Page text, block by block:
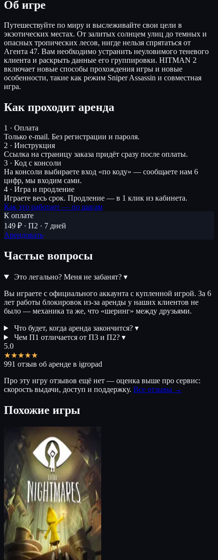
Об игре
Путешествуйте по миру и выслеживайте свои цели в
экзотических местах. От залитых солнцем улиц до темных и
опасных тропических лесов, нигде нельзя спрятаться от
Агента 47. Вам необходимо устранить неуловимого теневого
клиента и раскрыть данные его группировки. HITMAN 2
включает новые способы прохождения игры и новые
особенности, такие как режим Sniper Assassin и совместная
игра.
Как проходит аренда
1 · Оплата
Только e-mail. Без регистрации и пароля.
2 · Инструкция
Ссылка на страницу заказа придёт сразу после оплаты.
3 · Код с консоли
На консоли выбираете вход «по коду» — сообщаете нам 6
цифр, мы входим сами.
4 · Игра и продление
Играете весь срок. Продление — в 1 клик из кабинета.
Как это работает — по шагам
К оплате
149 ₽ · П2 · 7 дней
Арендовать
Частые вопросы
Это легально? Меня не забанят? ▾
Вы играете с официального аккаунта с купленной игрой. За 6
лет работы блокировок из-за аренды у наших клиентов не
было — механика та же, что «шеринг» между друзьями.
Что будет, когда аренда закончится? ▾
Чем П1 отличается от П3 и П2? ▾
5.0
★★★★★
991 отзыв об аренде в igropad
Про эту игру отзывов ещё нет — оценка выше про сервис:
скорость выдачи, доступ и поддержку. Все отзывы →
Похожие игры